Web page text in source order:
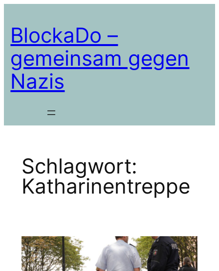
springen
BlockaDo –
gemeinsam gegen
Nazis
Schlagwort:
Katharinentreppe